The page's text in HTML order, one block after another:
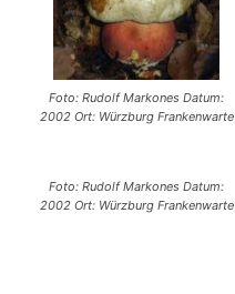
Foto: Rudolf Markones Datum:
2002 Ort: Würzburg Frankenwarte
Foto: Rudolf Markones Datum:
2002 Ort: Würzburg Frankenwarte